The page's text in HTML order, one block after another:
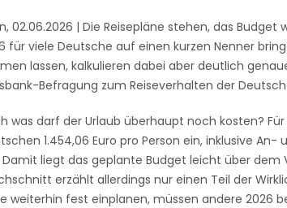
02.06.2026 | Die Reisepläne stehen, das
für viele Deutsche auf einen kurzen Nenner
lassen, kalkulieren dabei aber deutlich
Befragung zum Reiseverhalten der
was darf der Urlaub überhaupt noch kosten?
1.454,06 Euro pro Person ein, inklusive
liegt das geplante Budget leicht über dem
erzählt allerdings nur einen Teil der
weiterhin fest einplanen, müssen andere 2026